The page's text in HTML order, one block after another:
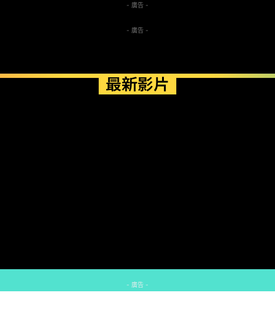
- 廣告 -
- 廣告 -
最新影片
- 廣告 -